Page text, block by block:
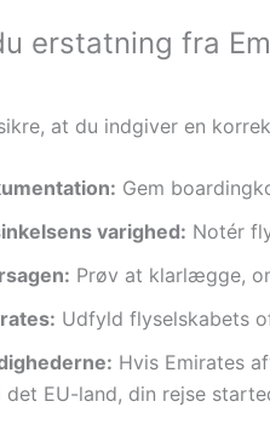
erstatning fra
at du indgiver en
Gem
varighed: Notér
Prøv at klarlægge,
Udfyld flyselskabets
Hvis Emirates
det EU-land, din rejse